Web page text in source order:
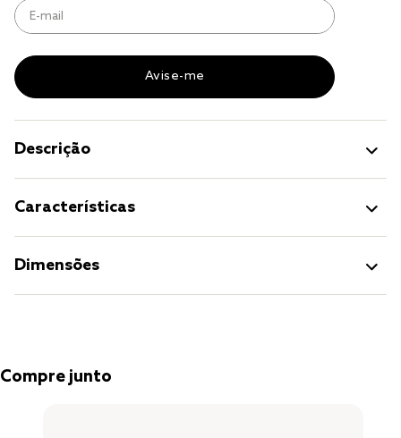
Descrição
Características
Dimensões
Compre junto